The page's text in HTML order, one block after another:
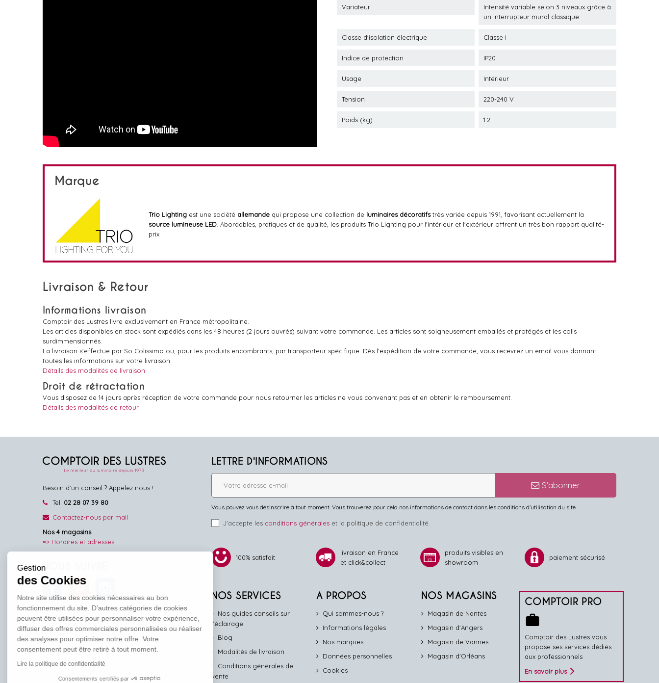
Variateur
Intensité variable selon 3 niveaux grâce à
un interrupteur mural classique
Classe d'isolation électrique Classe I
Indice de protection IP20
Usage Intérieur
Tension 220-240 V
Poids (kg) 1.2
Marque
Trio Lighting est une société allemande qui propose une collection de luminaires décoratifstrès variée depuis 1991, favorisant actuellement la
source lumineuse LED. Abordables, pratiques et de qualité, les produits Trio Lighting pour l'intérieur et l'extérieur offrent un très bon rapport qualité-
prix.
Livraison & Retour
Informations livraison
Comptoir des Lustres livre exclusivement en France métropolitaine.
Les articles disponibles en stock sont expédiés dans les 48 heures (2 jours ouvrés) suivant votre commande. Les articles sont soigneusement emballés et protégés et les colis
surdimmensionnés.
La livraison s'effectue par So Colissimo ou, pour les produits encombrants, par transporteur spécifique. Dès l'expédition de votre commande, vous recevrez un email vous donnant
toutes les informations sur votre livraison.
Détails des modalités de livraison
Droit de rétractation
Vous disposez de 14 jours après réception de votre commande pour nous retourner les articles ne vous convenant pas et en obtenir le remboursement.
Détails des modalités de retour
Besoin d'un conseil ? Appelez nous !
Tel: 02 28 07 39 80
Contactez-nous par mail
Nos 4 magasins
=> Horaires et adresses
NOUS SUIVRE
Facebook
LETTRE D'INFORMATIONS
S’abonner
Vous pouvez vous désinscrire à tout moment. Vous trouverez pour cela nos informations de contact dans les conditions d'utilisation du site.
J'accepte les conditions généraleset la politique de confidentialité.
100% satisfait
livraison en France
et click&collect
produits visibles en
showroom
paiement sécurisé
NOS SERVICES
Nos guides conseils sur
l'éclairage
Blog
Modalités de livraison
Conditions générales de
vente
A PROPOS
Qui sommes-nous ?
Informations légales
Nos marques
Données personnelles
Cookies
NOS MAGASINS
Magasin de Nantes
Magasin d'Angers
Magasin de Vannes
Magasin d'Orléans
COMPTOIR PRO
work
Comptoir des Lustres vous
propose ses services dédiés
aux professionnels
En savoir plus
Gestion
des Cookies
Notre site utilise des cookies nécessaires au bon
fonctionnement du site. D’autres catégories de cookies
peuvent être utilisées pour personnaliser votre expérience,
diffuser des offres commerciales personnalisées ou réaliser
des analyses pour optimiser notre offre. Votre
consentement peut être retiré à tout moment.
Lire la politique de confidentialité
Consentements certifiés par